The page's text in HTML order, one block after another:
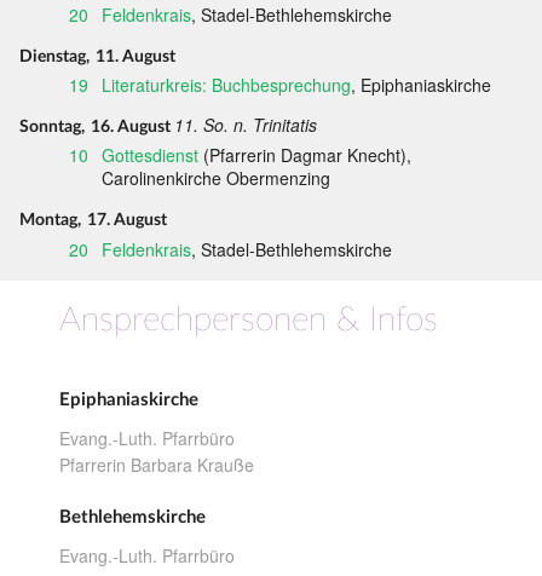
20 Feldenkrais, Stadel-Bethlehemskirche
Dienstag, 11. August
19 Literaturkreis: Buchbesprechung, Epiphaniaskirche
Sonntag, 16. August 11. So. n. Trinitatis
10 Gottesdienst (Pfarrerin Dagmar Knecht),
Carolinenkirche Obermenzing
Montag, 17. August
20 Feldenkrais, Stadel-Bethlehemskirche
Ansprechpersonen & Infos
Epiphaniaskirche
Evang.-Luth. Pfarrbüro
Pfarrerin Barbara Krauße
Bethlehemskirche
Evang.-Luth. Pfarrbüro